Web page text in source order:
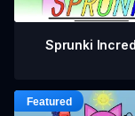
Sprunki